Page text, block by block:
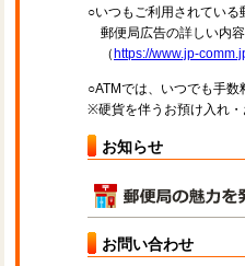
○いつもご利用されている
郵便局広告の詳しい内
（ https://www.jp-
○ATMでは、いつでも手数
※硬貨を伴うお預け入れ・
お知らせ
お問い合わせ